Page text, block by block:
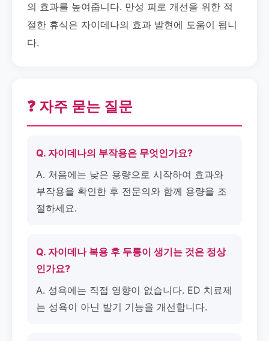
의 효과를 높여줍니다. 만성 피로 개선을 위한 적
절한 휴식은 자이데나의 효과 발현에 도움이 됩니
다.
❓ 자주 묻는 질문
Q. 자이데나의 부작용은 무엇인가요?
A. 처음에는 낮은 용량으로 시작하여 효과와
부작용을 확인한 후 전문의와 함께 용량을 조
절하세요.
Q. 자이데나 복용 후 두통이 생기는 것은 정상
인가요?
A. 성욕에는 직접 영향이 없습니다. ED 치료제
는 성욕이 아닌 발기 기능을 개선합니다.